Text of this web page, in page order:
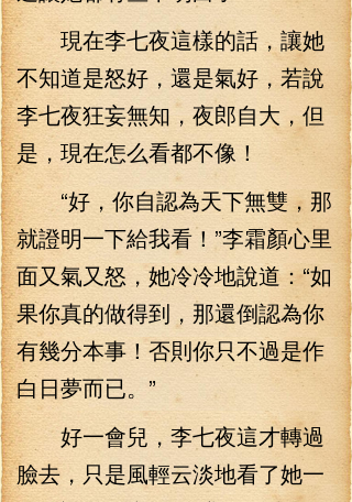
現在李七夜這樣的話，讓她
不知道是怒好，還是氣好，若說
李七夜狂妄無知，夜郎自大，但
是，現在怎么看都不像！
“好，你自認為天下無雙，那
就證明一下給我看！”李霜顏心里
面又氣又怒，她冷冷地說道：“如
果你真的做得到，那還倒認為你
有幾分本事！否則你只不過是作
白日夢而已。”
好一會兒，李七夜這才轉過
臉去，只是風輕云淡地看了她一